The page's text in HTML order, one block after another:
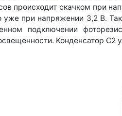
происходит скачком при
уже при напряжении 3,2 В.
подключении
Конденсатор С2